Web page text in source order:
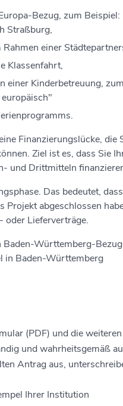
Bezug, zum Beispiel:
Straßburg,
einer
Klassenfahrt,
einer Kinderbetreuung,
Finanzierungslücke, die
Ziel ist es, dass Sie
und Drittmitteln
Das bedeutet,
Projekt abgeschlossen
oder Lieferverträge.
Baden-Württemberg-
in Baden-Württemberg
(PDF) und die weiteren
und wahrheitsgemäß
Antrag aus,
Ihrer Institution